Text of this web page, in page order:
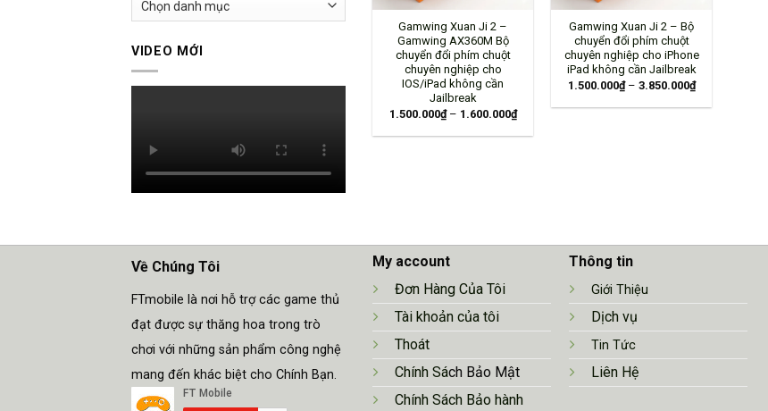
VIDEO MỚI
Gamwing Xuan Ji 2 –
Gamwing AX360M Bộ
chuyển đổi phím chuột
chuyên nghiệp cho
IOS/iPad không cần
Jailbreak
1.500.000₫– 1.600.000₫
Gamwing Xuan Ji 2 – Bộ
chuyển đổi phím chuột
chuyên nghiệp cho iPhone
iPad không cần Jailbreak
1.500.000₫– 3.850.000₫
Về Chúng Tôi
FTmobile là nơi hỗ trợ các game thủ
đạt được sự thăng hoa trong trò
chơi với những sản phẩm công nghệ
mang đến khác biệt cho Chính Bạn.
My account
Đơn Hàng Của Tôi
Tài khoản của tôi
Thoát
Chính Sách Bảo Mật
Chính Sách Bảo hành
Thông tin
Giới Thiệu
Dịch vụ
Tin Tức
Liên Hệ